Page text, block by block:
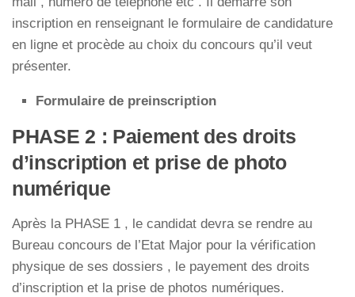
inscription en renseignant le formulaire de candidature
en ligne et procède au choix du concours qu’il veut
présenter.
Formulaire de preinscription
PHASE 2 : Paiement des droits
d’inscription et prise de photo
numérique
Après la PHASE 1 , le candidat devra se rendre au
Bureau concours de l’Etat Major pour la vérification
physique de ses dossiers , le payement des droits
d’inscription et la prise de photos numériques.